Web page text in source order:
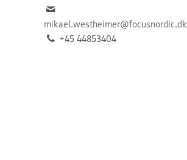
mikael.westheimer@focusnordic.dk
+45 44853404